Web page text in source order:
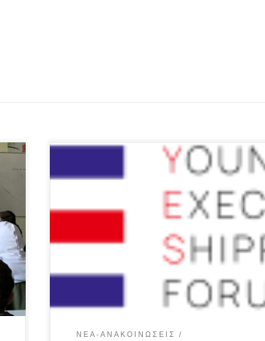
Την Τρίτη, 5 Δεκεμβρίου 2023,
στο σχολείο μας επίσκεψη στελεχών του
Executives Shipping Forum’ στο πλαίσιο
εγκεκριμένου προγράμματος από το
to Schools’. Μίλησαν στους μαθητές /
Γυμνασίου, παρουσιάζοντας την ελληνική
τον θαλάσσιο τουρισμό καθώς και τις
ΝΈΑ-ΑΝΑΚΟΙΝΏΣΕΙΣ